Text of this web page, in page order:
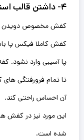
۴- داشتن قالب استاندارد
کفش مخصوص دویدن می
کفش کاملا فیکس پا
پا آسیبی وارد نشود.
تا تمام ‌فرورفتگی های
آن احساس راحتی کند.
این ‌مورد نیز در کفش
شده است.